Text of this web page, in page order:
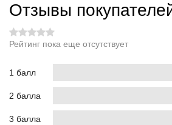
Отзывы
Рейтинг пока еще отсутствует
1 балл
2 балла
3 балла